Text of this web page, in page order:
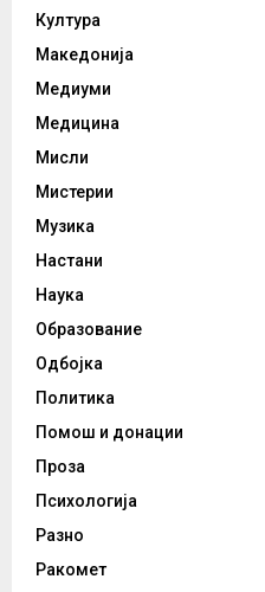
Култура
Македонија
Медиуми
Медицина
Мисли
Мистерии
Музика
Настани
Наука
Образование
Одбојка
Политика
Помош и донации
Проза
Психологија
Разно
Ракомет